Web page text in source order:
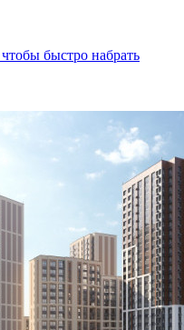
быстро набрать